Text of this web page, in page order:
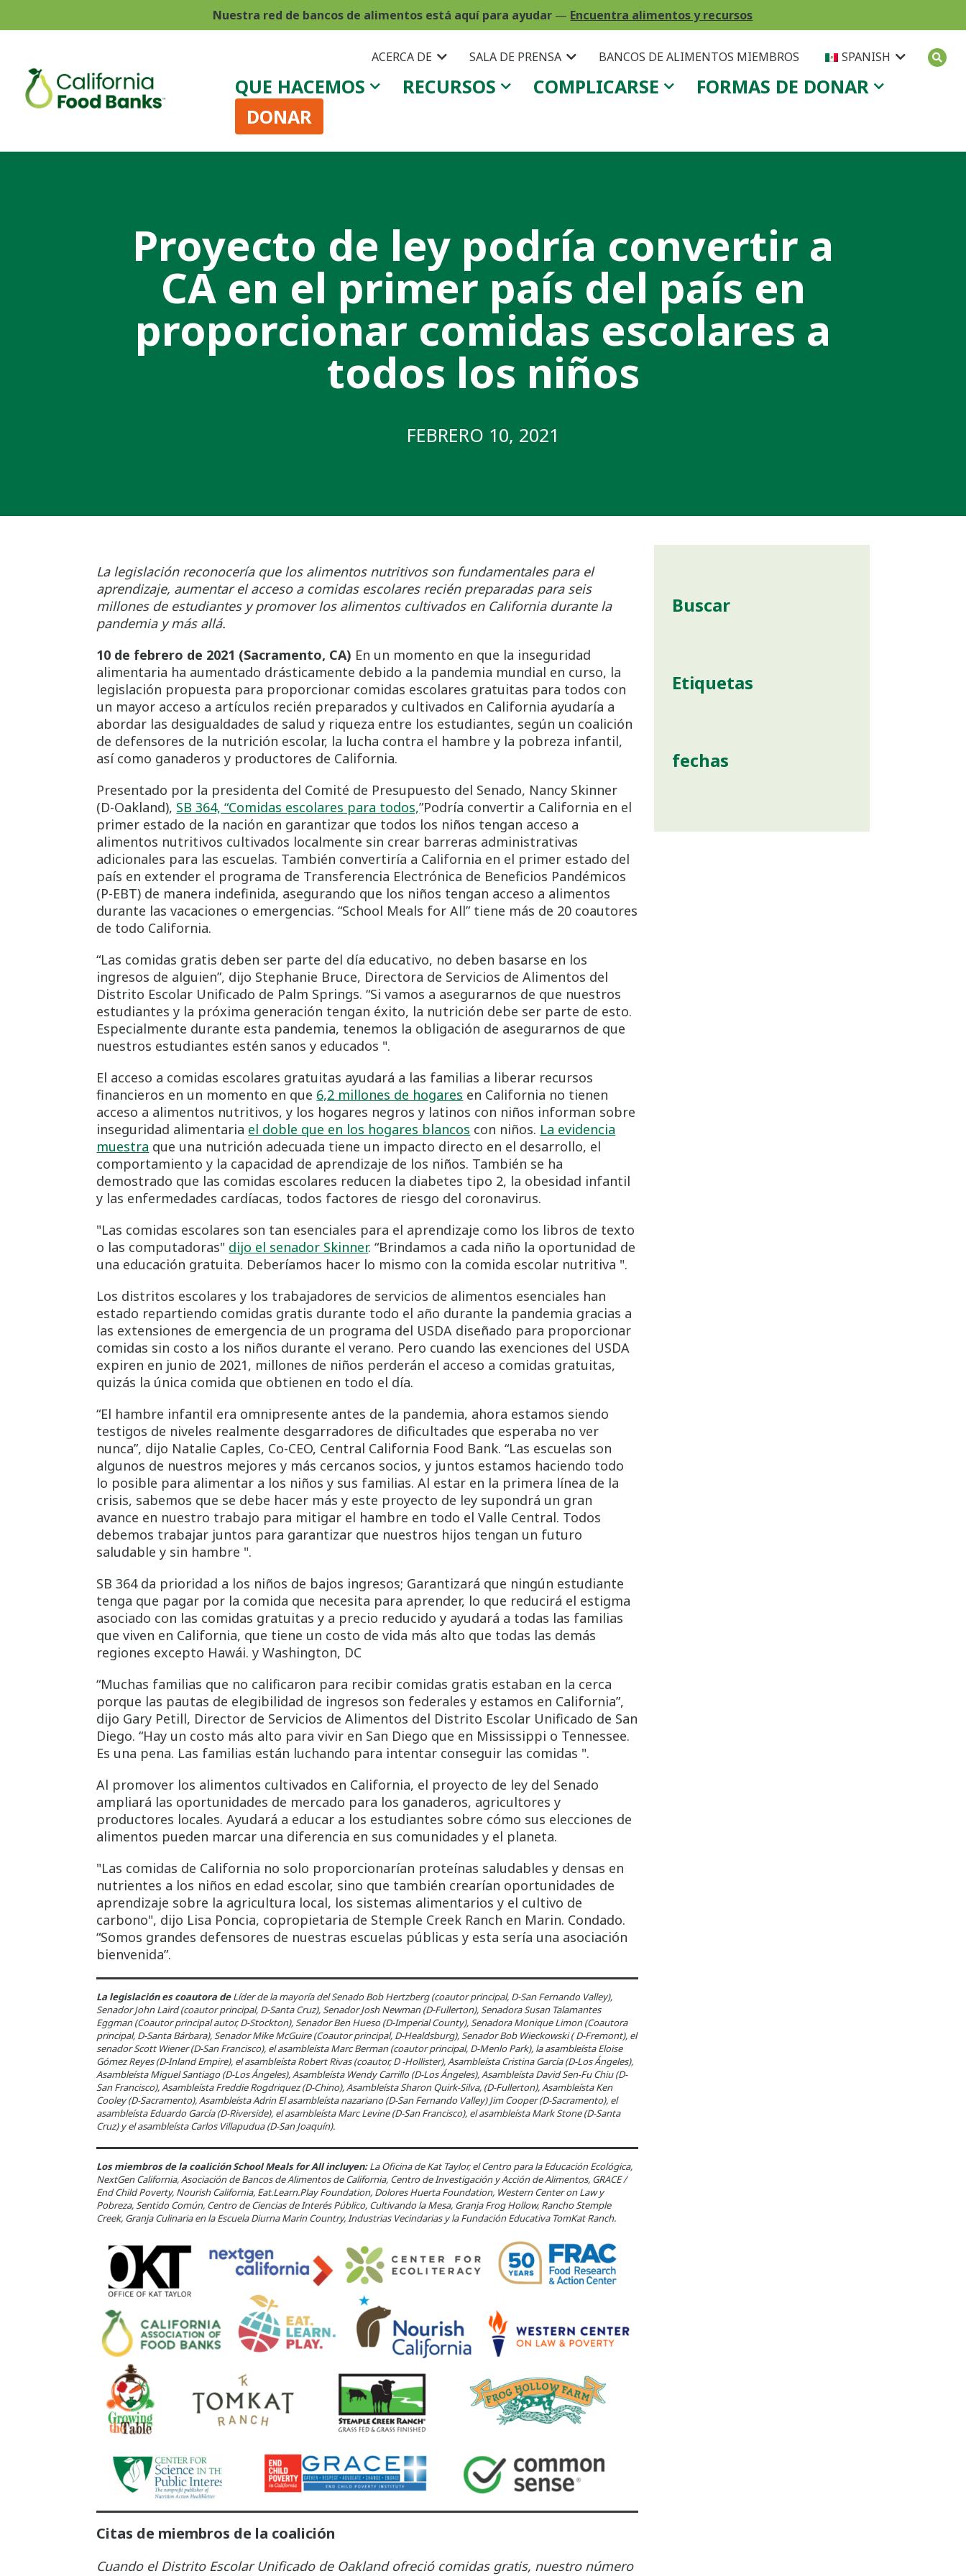
Nuestra red de bancos de alimentos está aquí para ayudar — Encuentra alimentos y recursos
ACERCA DE SALA DE PRENSA BANCOS DE ALIMENTOS MIEMBROS SPANISH
QUE HACEMOS RECURSOS COMPLICARSE
FORMAS DE DONAR
DONAR
Proyecto de ley podría convertir a
CA en el primer país del país en
proporcionar comidas escolares a
todos los niños
FEBRERO 10, 2021
La legislación reconocería que los alimentos nutritivos son fundamentales para el
aprendizaje, aumentar el acceso a comidas escolares recién preparadas para seis
millones de estudiantes y promover los alimentos cultivados en California durante la
pandemia y más allá.
10 de febrero de 2021 (Sacramento, CA) En un momento en que la inseguridad
alimentaria ha aumentado drásticamente debido a la pandemia mundial en curso, la
legislación propuesta para proporcionar comidas escolares gratuitas para todos con
un mayor acceso a artículos recién preparados y cultivados en California ayudaría a
abordar las desigualdades de salud y riqueza entre los estudiantes, según un coalición
de defensores de la nutrición escolar, la lucha contra el hambre y la pobreza infantil,
así como ganaderos y productores de California.
Presentado por la presidenta del Comité de Presupuesto del Senado, Nancy Skinner
(D-Oakland), SB 364, “Comidas escolares para todos,”Podría convertir a California en el
primer estado de la nación en garantizar que todos los niños tengan acceso a
alimentos nutritivos cultivados localmente sin crear barreras administrativas
adicionales para las escuelas. También convertiría a California en el primer estado del
país en extender el programa de Transferencia Electrónica de Beneficios Pandémicos
(P-EBT) de manera indefinida, asegurando que los niños tengan acceso a alimentos
durante las vacaciones o emergencias. “School Meals for All” tiene más de 20 coautores
de todo California.
“Las comidas gratis deben ser parte del día educativo, no deben basarse en los
ingresos de alguien”, dijo Stephanie Bruce, Directora de Servicios de Alimentos del
Distrito Escolar Unificado de Palm Springs. “Si vamos a asegurarnos de que nuestros
estudiantes y la próxima generación tengan éxito, la nutrición debe ser parte de esto.
Especialmente durante esta pandemia, tenemos la obligación de asegurarnos de que
nuestros estudiantes estén sanos y educados ".
El acceso a comidas escolares gratuitas ayudará a las familias a liberar recursos
financieros en un momento en que 6,2 millones de hogares en California no tienen
acceso a alimentos nutritivos, y los hogares negros y latinos con niños informan sobre
inseguridad alimentaria el doble que en los hogares blancos con niños. La evidencia
muestra que una nutrición adecuada tiene un impacto directo en el desarrollo, el
comportamiento y la capacidad de aprendizaje de los niños. También se ha
demostrado que las comidas escolares reducen la diabetes tipo 2, la obesidad infantil
y las enfermedades cardíacas, todos factores de riesgo del coronavirus.
"Las comidas escolares son tan esenciales para el aprendizaje como los libros de texto
o las computadoras" dijo el senador Skinner. “Brindamos a cada niño la oportunidad de
una educación gratuita. Deberíamos hacer lo mismo con la comida escolar nutritiva ".
Los distritos escolares y los trabajadores de servicios de alimentos esenciales han
estado repartiendo comidas gratis durante todo el año durante la pandemia gracias a
las extensiones de emergencia de un programa del USDA diseñado para proporcionar
comidas sin costo a los niños durante el verano. Pero cuando las exenciones del USDA
expiren en junio de 2021, millones de niños perderán el acceso a comidas gratuitas,
quizás la única comida que obtienen en todo el día.
“El hambre infantil era omnipresente antes de la pandemia, ahora estamos siendo
testigos de niveles realmente desgarradores de dificultades que esperaba no ver
nunca”, dijo Natalie Caples, Co-CEO, Central California Food Bank. “Las escuelas son
algunos de nuestros mejores y más cercanos socios, y juntos estamos haciendo todo
lo posible para alimentar a los niños y sus familias. Al estar en la primera línea de la
crisis, sabemos que se debe hacer más y este proyecto de ley supondrá un gran
avance en nuestro trabajo para mitigar el hambre en todo el Valle Central. Todos
debemos trabajar juntos para garantizar que nuestros hijos tengan un futuro
saludable y sin hambre ".
SB 364 da prioridad a los niños de bajos ingresos; Garantizará que ningún estudiante
tenga que pagar por la comida que necesita para aprender, lo que reducirá el estigma
asociado con las comidas gratuitas y a precio reducido y ayudará a todas las familias
que viven en California, que tiene un costo de vida más alto que todas las demás
regiones excepto Hawái. y Washington, DC
“Muchas familias que no calificaron para recibir comidas gratis estaban en la cerca
porque las pautas de elegibilidad de ingresos son federales y estamos en California”,
dijo Gary Petill, Director de Servicios de Alimentos del Distrito Escolar Unificado de San
Diego. “Hay un costo más alto para vivir en San Diego que en Mississippi o Tennessee.
Es una pena. Las familias están luchando para intentar conseguir las comidas ".
Al promover los alimentos cultivados en California, el proyecto de ley del Senado
ampliará las oportunidades de mercado para los ganaderos, agricultores y
productores locales. Ayudará a educar a los estudiantes sobre cómo sus elecciones de
alimentos pueden marcar una diferencia en sus comunidades y el planeta.
"Las comidas de California no solo proporcionarían proteínas saludables y densas en
nutrientes a los niños en edad escolar, sino que también crearían oportunidades de
aprendizaje sobre la agricultura local, los sistemas alimentarios y el cultivo de
carbono", dijo Lisa Poncia, copropietaria de Stemple Creek Ranch en Marin. Condado.
“Somos grandes defensores de nuestras escuelas públicas y esta sería una asociación
bienvenida”.
La legislación es coautora deLíder de la mayoría del Senado Bob Hertzberg (coautor principal, D-San Fernando Valley),
Senador John Laird (coautor principal, D-Santa Cruz), Senador Josh Newman (D-Fullerton), Senadora Susan Talamantes
Eggman (Coautor principal autor, D-Stockton), Senador Ben Hueso (D-Imperial County), Senadora Monique Limon (Coautora
principal, D-Santa Bárbara), Senador Mike McGuire (Coautor principal, D-Healdsburg), Senador Bob Wieckowski ( D-Fremont), el
senador Scott Wiener (D-San Francisco), el asambleísta Marc Berman (coautor principal, D-Menlo Park), la asambleísta Eloise
Gómez Reyes (D-Inland Empire), el asambleísta Robert Rivas (coautor, D -Hollister), Asambleísta Cristina García (D-Los Ángeles),
Asambleísta Miguel Santiago (D-Los Ángeles), Asambleísta Wendy Carrillo (D-Los Ángeles), Asambleísta David Sen-Fu Chiu (D-
San Francisco), Asambleísta Freddie Rogdriquez (D-Chino), Asambleísta Sharon Quirk-Silva, (D-Fullerton), Asambleísta Ken
Cooley (D-Sacramento), Asambleísta Adrin El asambleísta nazariano (D-San Fernando Valley) Jim Cooper (D-Sacramento), el
asambleísta Eduardo García (D-Riverside), el asambleísta Marc Levine (D-San Francisco), el asambleísta Mark Stone (D-Santa
Cruz) y el asambleísta Carlos Villapudua (D-San Joaquín).
Los miembros de la coalición School Meals for All incluyen:La Oficina de Kat Taylor, el Centro para la Educación Ecológica,
NextGen California, Asociación de Bancos de Alimentos de California, Centro de Investigación y Acción de Alimentos, GRACE /
End Child Poverty, Nourish California, Eat.Learn.Play Foundation, Dolores Huerta Foundation, Western Center on Law y
Pobreza, Sentido Común, Centro de Ciencias de Interés Público, Cultivando la Mesa, Granja Frog Hollow, Rancho Stemple
Creek, Granja Culinaria en la Escuela Diurna Marin Country, Industrias Vecindarias y la Fundación Educativa TomKat Ranch.
Citas de miembros de la coalición
Cuando el Distrito Escolar Unificado de Oakland ofreció comidas gratis, nuestro número
Buscar
Etiquetas
fechas